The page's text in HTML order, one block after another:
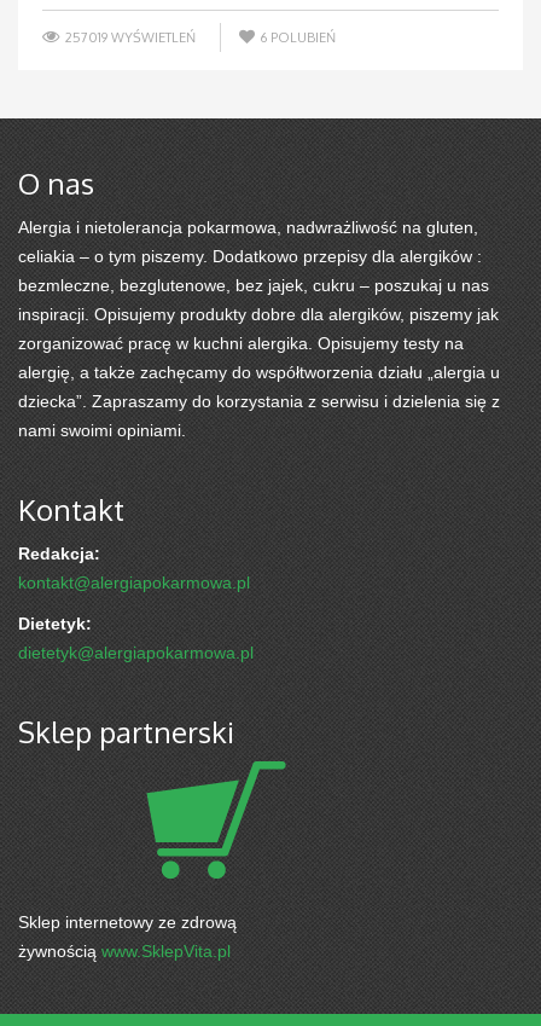
257019 WYŚWIETLEŃ 6 POLUBIEŃ
O nas
Alergia i nietolerancja pokarmowa, nadwrażliwość na gluten,
celiakia – o tym piszemy. Dodatkowo przepisy dla alergików :
bezmleczne, bezglutenowe, bez jajek, cukru – poszukaj u nas
inspiracji. Opisujemy produkty dobre dla alergików, piszemy jak
zorganizować pracę w kuchni alergika. Opisujemy testy na
alergię, a także zachęcamy do współtworzenia działu „alergia u
dziecka”. Zapraszamy do korzystania z serwisu i dzielenia się z
nami swoimi opiniami.
Kontakt
Redakcja:
kontakt@alergiapokarmowa.pl
Dietetyk:
dietetyk@alergiapokarmowa.pl
Sklep partnerski
Sklep internetowy ze zdrową
żywnością www.SklepVita.pl